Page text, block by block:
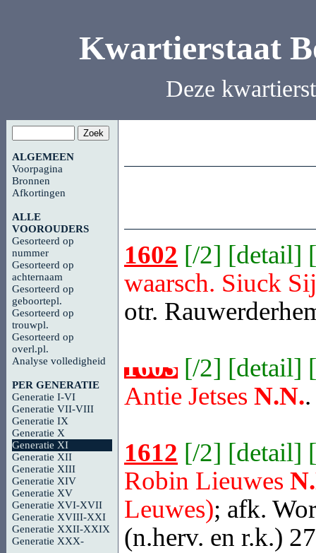
Kwartierstaat
Deze
ALGEMEEN
Voorpagina
Bronnen
Afkortingen
ALLE
VOOROUDERS
Gesorteerd op
nummer
Gesorteerd op
achternaam
Gesorteerd op
geboortepl.
Gesorteerd op
trouwpl.
Gesorteerd op
overl.pl.
Analyse volledigheid
PER GENERATIE
Generatie I-VI
Generatie VII-VIII
Generatie IX
Generatie X
Generatie XI
Generatie XII
Generatie XIII
Generatie XIV
Generatie XV
Generatie XVI-XVII
Generatie XVIII-XXI
Generatie XXII-XXIX
Generatie XXX-
1602 [/2] [detail] [
waarsch. Siuck
otr.
1603 [/2] [detail] [
Antie Jetses N.N..
1612 [/2] [detail] [
Robin Lieuwes
Leuwes); afk.
(n.herv. en r.k.)